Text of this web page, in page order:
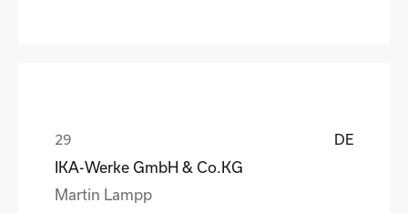
DE
IKA-Werke GmbH & Co.KG
Martin Lampp